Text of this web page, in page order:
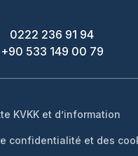
0222 236 91 94
+90 533 149 00 79
KVKK et d’information
confidentialité et des